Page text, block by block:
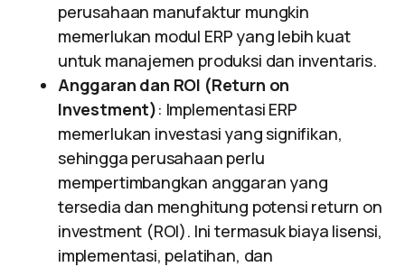
perusahaan manufaktur mungkin
memerlukan modul ERP yang lebih kuat
untuk manajemen produksi dan inventaris.
Anggaran dan ROI (Return on
Investment): Implementasi ERP
memerlukan investasi yang signifikan,
sehingga perusahaan perlu
mempertimbangkan anggaran yang
tersedia dan menghitung potensi return on
investment (ROI). Ini termasuk biaya lisensi,
implementasi, pelatihan, dan